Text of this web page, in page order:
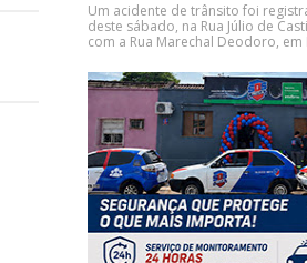
Um acidente de trânsito foi
deste sábado, na Rua Júlio de
com a Rua Marechal Deodoro,